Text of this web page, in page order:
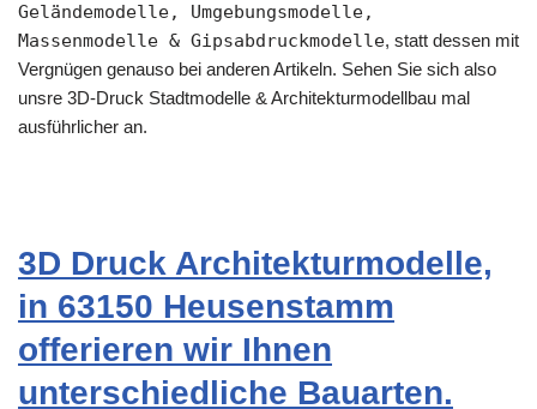
Geländemodelle, Umgebungsmodelle,
Massenmodelle & Gipsabdruckmodelle, statt dessen mit
Vergnügen genauso bei anderen Artikeln. Sehen Sie sich also
unsre 3D-Druck Stadtmodelle & Architekturmodellbau mal
ausführlicher an.
3D Druck Architekturmodelle,
in 63150 Heusenstamm
offerieren wir Ihnen
unterschiedliche Bauarten.